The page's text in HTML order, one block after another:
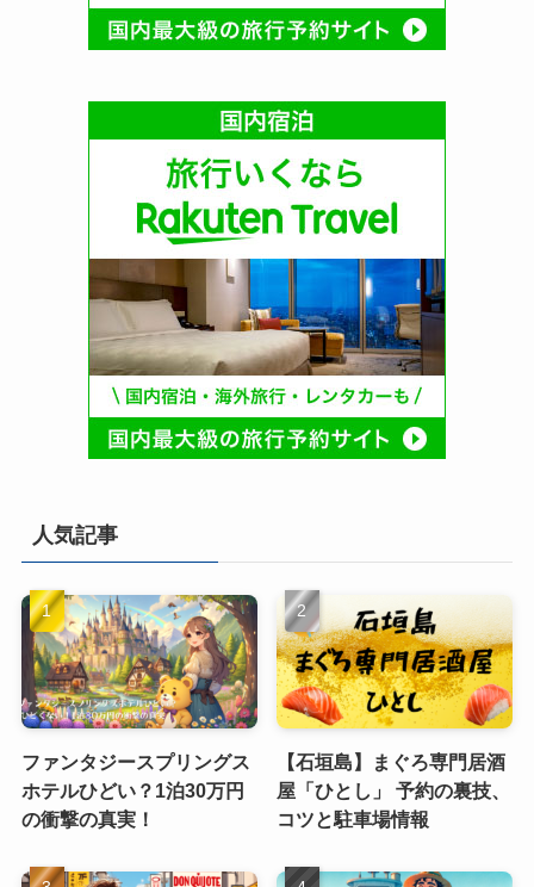
人気記事
ファンタジースプリングス
ホテルひどい？1泊30万円
の衝撃の真実！
【石垣島】まぐろ専門居酒
屋「ひとし」 予約の裏技、
コツと駐車場情報